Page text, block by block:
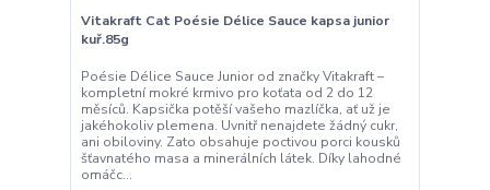
Vitakraft Cat Poésie Délice Sauce kapsa junior
kuř.85g
Poésie Délice Sauce Junior od značky Vitakraft –
kompletní mokré krmivo pro koťata od 2 do 12
měsíců. Kapsička potěší vašeho mazlíčka, ať už je
jakéhokoliv plemena. Uvnitř nenajdete žádný cukr,
ani obiloviny. Zato obsahuje poctivou porci kousků
šťavnatého masa a minerálních látek. Díky lahodné
omáčc...